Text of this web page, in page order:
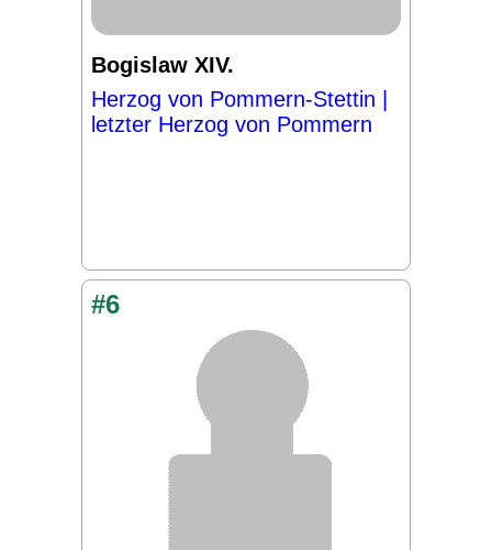
Bogislaw XIV.
Herzog von Pommern-Stettin |
letzter Herzog von Pommern
#6